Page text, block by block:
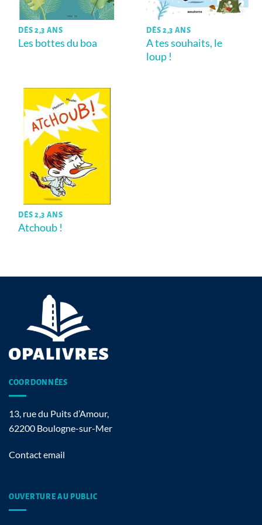
DÈS 2,3 ANS
Les bottes du boa
DÈS 2,3 ANS
A tes souhaits, le
loup !
DÈS 2,3 ANS
Atchoub !
COORDONNÉES
13, rue du Puits d’Amour,
62200 Boulogne-sur-Mer
Contact email
OUVERTURE AU PUBLIC